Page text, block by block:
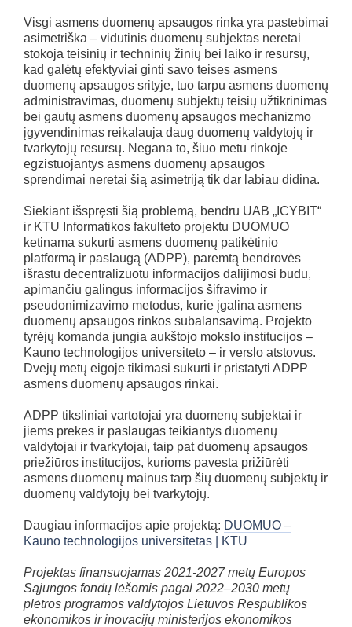
Visgi asmens duomenų apsaugos rinka yra pastebimai
asimetriška – vidutinis duomenų subjektas neretai
stokoja teisinių ir techninių žinių bei laiko ir resursų,
kad galėtų efektyviai ginti savo teises asmens
duomenų apsaugos srityje, tuo tarpu asmens duomenų
administravimas, duomenų subjektų teisių užtikrinimas
bei gautų asmens duomenų apsaugos mechanizmo
įgyvendinimas reikalauja daug duomenų valdytojų ir
tvarkytojų resursų. Negana to, šiuo metu rinkoje
egzistuojantys asmens duomenų apsaugos
sprendimai neretai šią asimetriją tik dar labiau didina.
Siekiant išspręsti šią problemą, bendru UAB „ICYBIT“
ir KTU Informatikos fakulteto projektu DUOMUO
ketinama sukurti asmens duomenų patikėtinio
platformą ir paslaugą (ADPP), paremtą bendrovės
išrastu decentralizuotu informacijos dalijimosi būdu,
apimančiu galingus informacijos šifravimo ir
pseudonimizavimo metodus, kurie įgalina asmens
duomenų apsaugos rinkos subalansavimą. Projekto
tyrėjų komanda jungia aukštojo mokslo institucijos –
Kauno technologijos universiteto – ir verslo atstovus.
Dvejų metų eigoje tikimasi sukurti ir pristatyti ADPP
asmens duomenų apsaugos rinkai.
ADPP tiksliniai vartotojai yra duomenų subjektai ir
jiems prekes ir paslaugas teikiantys duomenų
valdytojai ir tvarkytojai, taip pat duomenų apsaugos
priežiūros institucijos, kurioms pavesta prižiūrėti
asmens duomenų mainus tarp šių duomenų subjektų ir
duomenų valdytojų bei tvarkytojų.
Daugiau informacijos apie projektą: DUOMUO –
Kauno technologijos universitetas | KTU
Projektas finansuojamas 2021-2027 metų Europos
Sąjungos fondų lėšomis pagal 2022–2030 metų
plėtros programos valdytojos Lietuvos Respublikos
ekonomikos ir inovacijų ministerijos ekonomikos